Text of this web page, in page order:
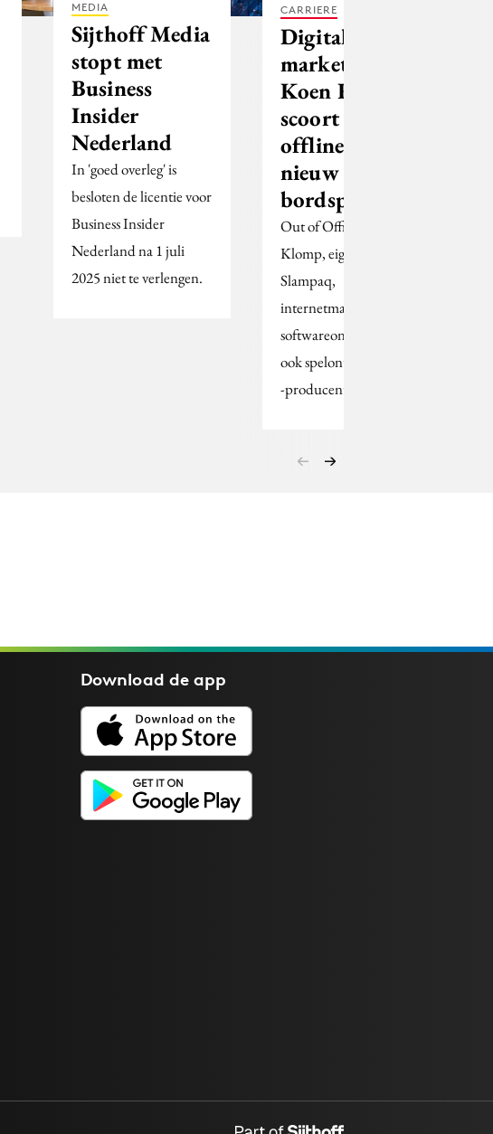
MEDIA
Sijthoff Media
stopt met
Business
Insider
Nederland
In 'goed overleg' is
besloten de licentie voor
Business Insider
Nederland na 1 juli
2025 niet te verlengen.
CARRIERE
Digital
marketeer
Koen Klomp
scoort ook
offline met
nieuw
bordspel
Out of Office | Hoe
Klomp, eigenaar van
Slampaq,
internetmarketing- en
softwareontwikkelingsbureau,
ook spelontwikkelaar en
-producent werd.
Download deapp